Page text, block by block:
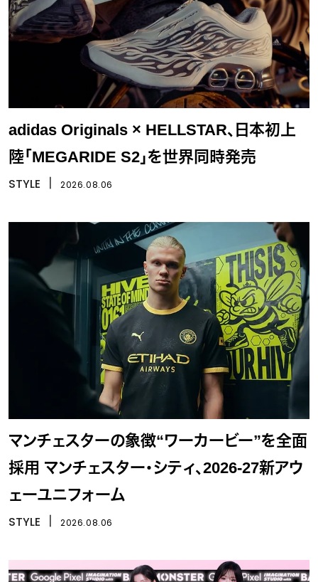
adidas Originals × HELLSTAR、日本初上
陸「MEGARIDE S2」を世界同時発売
STYLE 2026.08.06
マンチェスターの象徴“ワーカービー”を全面
採用 マンチェスター・シティ、2026-27新アウ
ェーユニフォーム
STYLE 2026.08.06